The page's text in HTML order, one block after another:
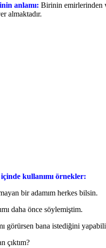
anlamı: Birinin emirlerinden
almaktadır.
kullanımı örnekler:
bir adamım herkes bilsin.
daha önce söylemiştim.
görürsen bana istediğini
çıktım?